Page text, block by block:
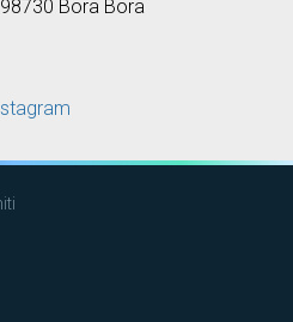
Bora Bora